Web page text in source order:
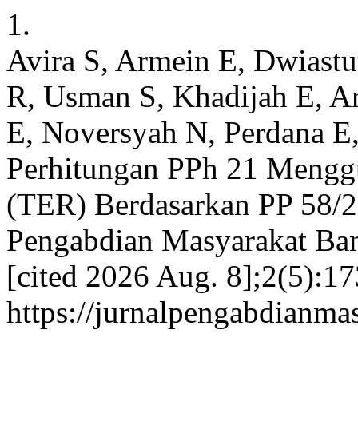
1.
Avira S, Armein E,
R, Usman S, Khadijah E,
E, Noversyah N, Perdana
Perhitungan PPh 21
(TER) Berdasarkan PP
Pengabdian Masyarakat
[cited 2026 Aug.
https://